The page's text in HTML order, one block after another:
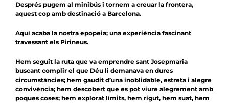
Després pugem al minibús i tornem a creuar la frontera,
aquest cop amb destinació a Barcelona.
Aquí acaba la nostra epopeia; una experiència fascinant
travessant els Pirineus.
Hem seguit la ruta que va emprendre sant Josepmaria
buscant complir el que Déu li demanava en dures
circumstàncies; hem gaudit d’una inoblidable, estreta i alegre
convivència; hem descobert que es pot viure alegrement amb
poques coses; hem explorat límits, hem rigut, hem suat, hem